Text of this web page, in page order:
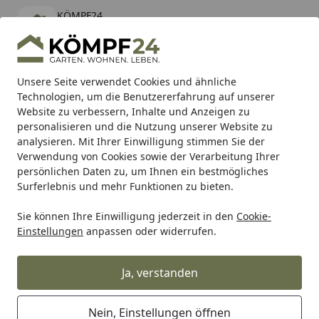
Unsere Seite verwendet Cookies und ähnliche
Technologien, um die Benutzererfahrung auf unserer
Website zu verbessern, Inhalte und Anzeigen zu
personalisieren und die Nutzung unserer Website zu
analysieren. Mit Ihrer Einwilligung stimmen Sie der
Verwendung von Cookies sowie der Verarbeitung Ihrer
persönlichen Daten zu, um Ihnen ein bestmögliches
Surferlebnis und mehr Funktionen zu bieten.
Sie können Ihre Einwilligung jederzeit in den Cookie-
Einstellungen anpassen oder widerrufen.
Ja, verstanden
Nein, Einstellungen öffnen
KÖMPF24
kostenlos - Im App Store
Hotline
Alle Produkte
Mein Konto
Suchen
Karibu Pools inkl. gratis Sandfilteranlage & Pool-
Starterset (Gesamtwert bis 468,99€)
Startseite
Shad Gepäck SHAD 3P Befestigungssystem VOGE 300
SHAD 3P Befestigungssystem VOGE